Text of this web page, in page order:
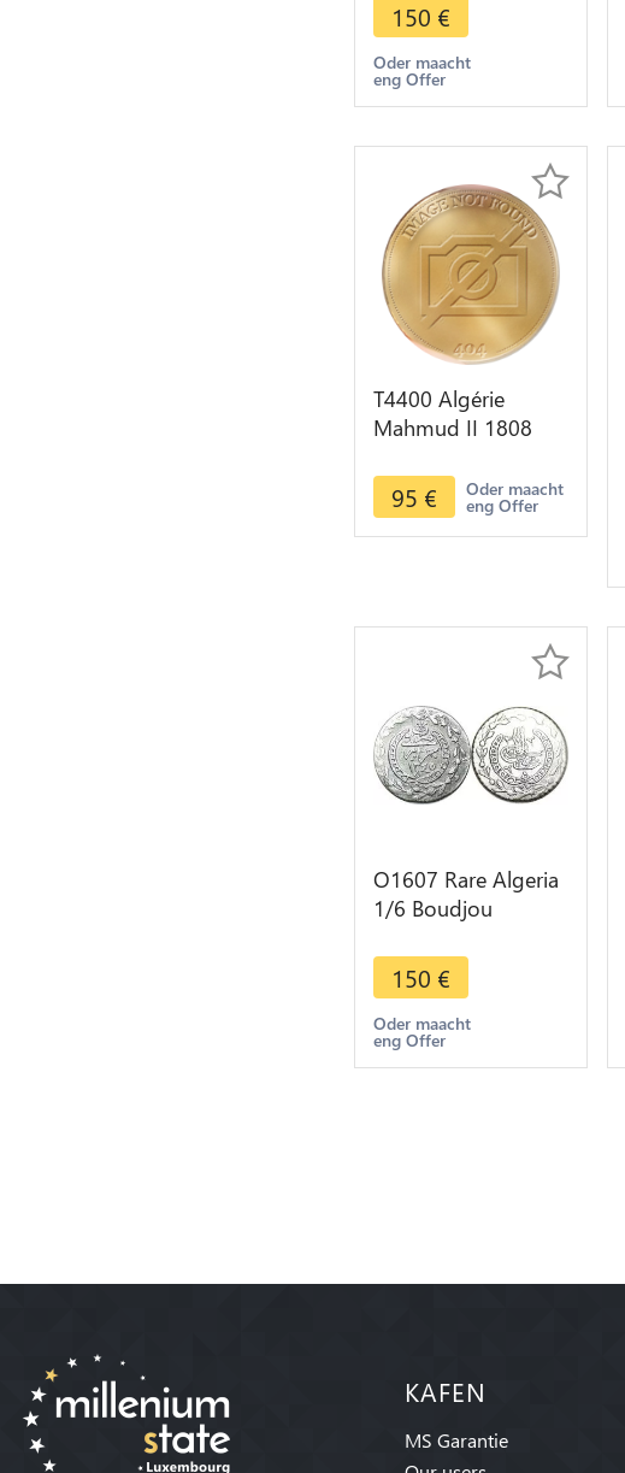
1916 PCGS MS64
150 €
Oder maacht
eng Offer
T4400 Algérie
Mahmud II 1808
boudjou 1244 1829
Silver
95 € Oder maacht
eng Offer
O1607 Rare Algeria
1/6 Boudjou
1830 Argent Silver
150 €
Oder maacht
eng Offer
KAFEN
MS Garantie